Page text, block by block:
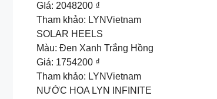
GIá: 2048200 ₫
Tham khảo: LYNVietnam
SOLAR HEELS
Màu: Đen Xanh Trắng Hồng
Giá: 1754200 ₫
Tham khảo: LYNVietnam
NƯỚC HOA LYN INFINITE